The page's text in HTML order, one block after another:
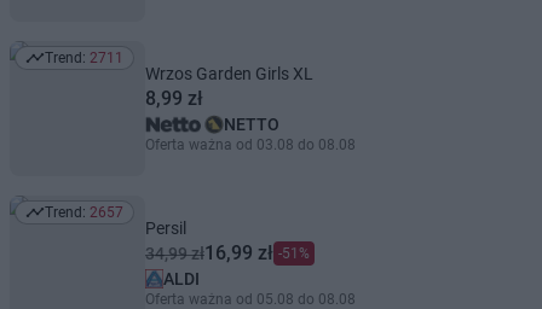
Trend: 2711
Trend: 2711
Wrzos Garden Girls XL
8,99 zł
NETTO
Oferta ważna od 03.08 do 08.08
Trend: 2657
Trend: 2657
Persil
34,99 zł16,99 zł -51%
ALDI
Oferta ważna od 05.08 do 08.08